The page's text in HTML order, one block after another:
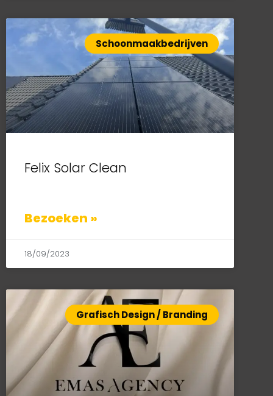
Schoonmaakbedrijven
Felix Solar Clean
Bezoeken »
18/09/2023
Grafisch Design / Branding